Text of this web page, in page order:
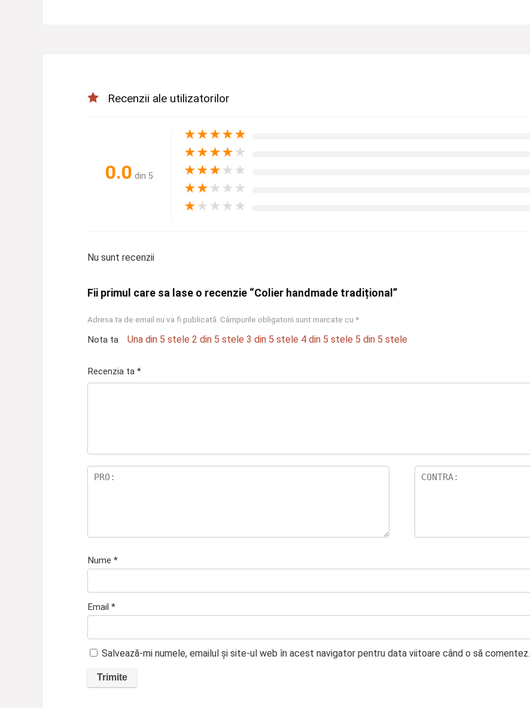
Recenzii ale utilizatorilor
0.0 din 5
★★★★★
★★★★ ★
★★★ ★ ★
★★ ★ ★ ★
★ ★ ★ ★ ★
Nu sunt recenzii
Fii primul care sa lase o recenzie “Colier handmade tradițional”
Adresa ta de email nu va fi publicată. Câmpurile obligatorii sunt marcate cu *
Nota ta Una din 5 stele 2 din 5 stele 3 din 5 stele 4 din 5 stele 5 din 5 stele
Recenzia ta *
Nume *
Email *
Salvează-mi numele, emailul și site-ul web în acest navigator pentru data viitoare când o să comentez.